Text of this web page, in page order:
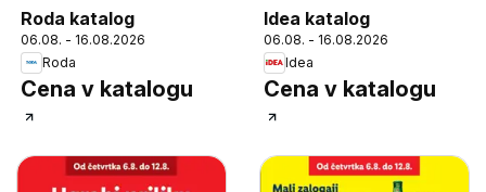
Roda katalog
06.08. - 16.08.2026
Roda
Cena v katalogu
Idea katalog
06.08. - 16.08.2026
Idea
Cena v katalogu